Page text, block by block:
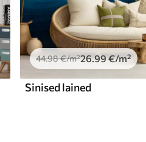
44.98€/m²26.99€/m²
Sinised lained